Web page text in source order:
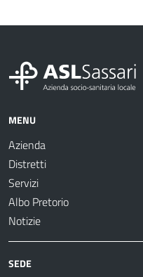
MENU
Azienda
Distretti
Servizi
Albo Pretorio
Notizie
SEDE